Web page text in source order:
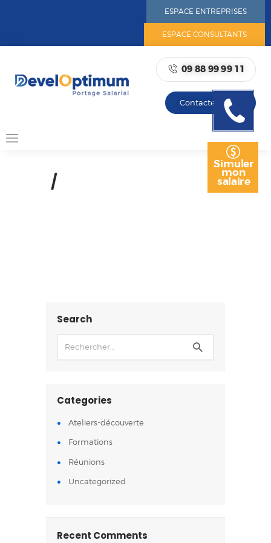
ESPACE ENTREPRISES
ESPACE CONSULTANTS
09 88 99 99 11
Contactez-nous
ACCUEIL
NOTRE ADN
NOS OFFRES
RESSOURCES
/
Search
Categories
Ateliers-découverte
Formations
Réunions
Uncategorized
Recent Comments
Rappelez
moi
Simuler
mon
salaire